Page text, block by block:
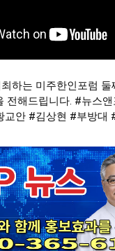
하는 미주한인포럼
전해드립니다. #뉴스앤
교안 #김상현 #부방대